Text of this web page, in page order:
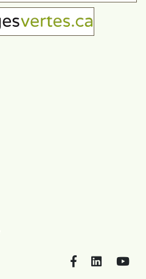
FacebookLinkedIn